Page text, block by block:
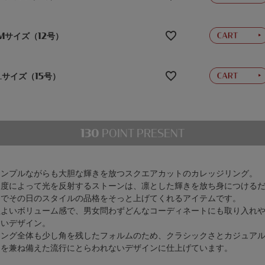
サイズ（12号）
イズ（15号）
130 POINT PRESENT
プルながらも大胆な輝きを放つスクエアカットのカレッジリング。
によって光を反射するストーンは、凛とした輝きを放ち身につけるだ
その日のスタイルの品格をそっと上げてくれるアイテムです。
いボリューム感で、男女問わずどんなコーディネートにも取り入れや
デザイン。
グ全体も少し角を残したフォルムのため、クラシックさとカジュアル
兼ね備えた流行にとらわれないデザインに仕上げています。